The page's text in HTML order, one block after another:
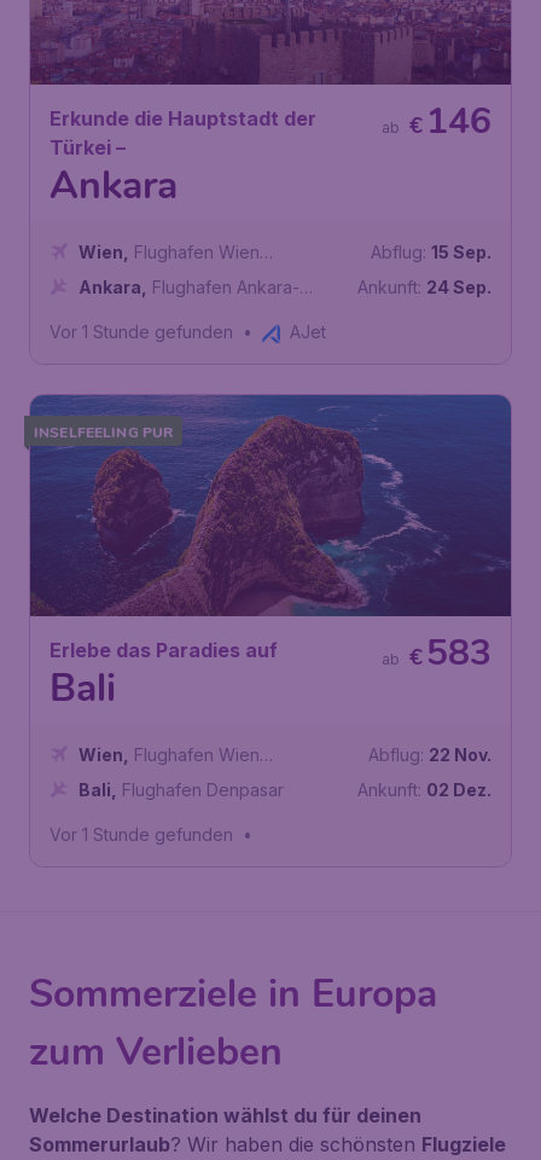
Erkunde die Hauptstadt der
Türkei –
Ankara
€ 146
ab
Wien
Flughafen Wien
Schwechat
Ankara
Flughafen Ankara-
Abflug: 15 Sep.
Ankunft: 24 Sep.
Vor 1 Stunde gefunden • AJet
INSELFEELING PUR
Erlebe das Paradies auf
Bali
€ 583
ab
Wien
Flughafen Wien
Schwechat
Bali Flughafen Denpasar
Abflug: 22 Nov.
Ankunft: 02 Dez.
Vor 1 Stunde gefunden •
Sommerziele in Europa
zum Verlieben
Welche Destination wählst du für deinen
Sommerurlaub? Wir haben die schönsten Flugziele